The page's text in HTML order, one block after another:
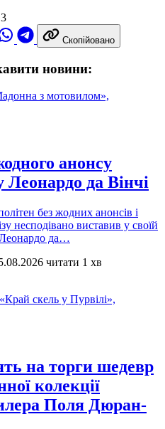
Скопійовано
новини:
анонсу
да Вінчі
без жодних анонсів і
несподівано виставив у своїй
Леонардо да…
читати 1 хв
на торги шедевр
колекції
Поля Дюран-